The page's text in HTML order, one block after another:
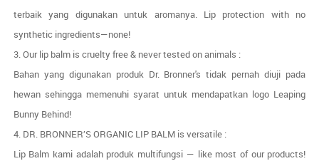
terbaik yang digunakan untuk aromanya. Lip protection with no
synthetic ingredients—none!
3. Our lip balm is cruelty free & never tested on animals :
Bahan yang digunakan produk Dr. Bronner's tidak pernah diuji pada
hewan sehingga memenuhi syarat untuk mendapatkan logo Leaping
Bunny Behind!
4. DR. BRONNER’S ORGANIC LIP BALM is versatile :
Lip Balm kami adalah produk multifungsi — like most of our products!